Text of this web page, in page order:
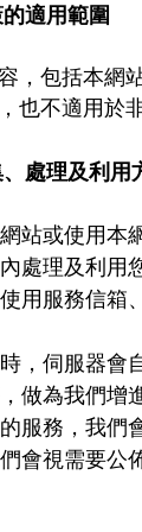
適用範圍
，包括本網
也不適用於
處理及利用
站或使用本
處理及利用
用服務信箱
，伺服器會
做為我們增
服務，我們
會視需要公